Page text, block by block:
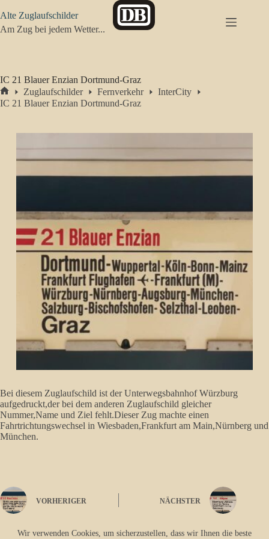
Inhalt
springen
Wir verwenden Cookies, um sicherzustellen, dass wir Ihnen die beste
Alte Zuglaufschilder
Am Zug bei jedem Wetter...
IC 21 Blauer Enzian Dortmund-Graz
Start
Zuglaufschilder Fernverkehr
InterCity
IC 21 Blauer Enzian Dortmund-Graz
Bei diesem Zuglaufschild ist der Unterwegsbahnhof Würzburg
aufgedruckt,der bei dem anderen Zuglaufschild gleicher
Nummer,Name und Ziel fehlt.Dieser Zug machte einen
Fahrtrichtungswechsel in Wiesbaden,Frankfurt am Main,Nürnberg und
München.
VORHERIGER NÄCHSTER